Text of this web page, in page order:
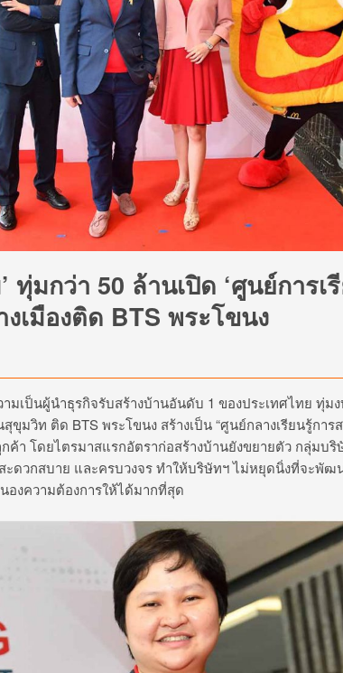
ทุ่มกว่า 50 ล้านเปิด ‘ศูนย์การเ
งเมืองติด BTS พระโขนง
มเป็นผู้นำธุรกิจรับสร้างบ้านอันดับ 1 ของประเทศไทย ทุ่ม
มวิท ติด BTS พระโขนง สร้างเป็น “ศูนย์กลางเรียนรู้การ
ค้า โดยไตรมาสแรกอัตราก่อสร้างบ้านยังขยายตัว กลุ่มบริ
ะดวกสบาย และครบวงจร ทำให้บริษัทฯ ไม่หยุดนิ่งที่จะพัฒ
องความต้องการให้ได้มากที่สุด